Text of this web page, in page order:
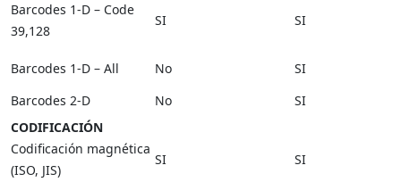
Barcodes 1-D – Code
39,128
SI SI
Barcodes 1-D – All No
SI
Barcodes 2-D
No
SI
CODIFICACIÓN
Codificación magnética
(ISO, JIS)
SI
SI